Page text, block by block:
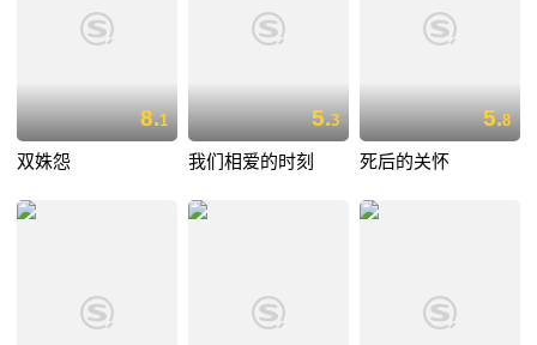
8.1
双姝怨
5.3
我们相爱的时刻
5.8
死后的关怀